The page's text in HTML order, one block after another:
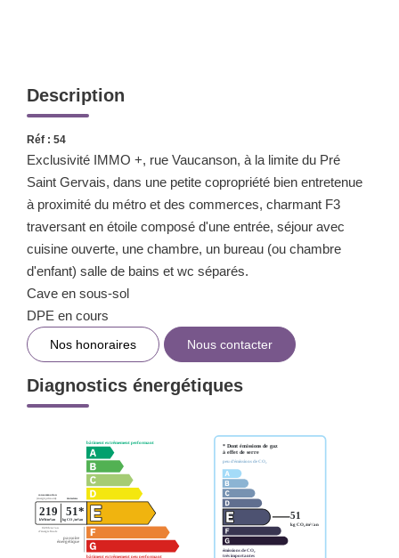
Description
Réf : 54
Exclusivité IMMO +, rue Vaucanson, à la limite du Pré
Saint Gervais, dans une petite copropriété bien entretenue
à proximité du métro et des commerces, charmant F3
traversant en étoile composé d'une entrée, séjour avec
cuisine ouverte, une chambre, un bureau (ou chambre
d'enfant) salle de bains et wc séparés.
Cave en sous-sol
DPE en cours
Nos honoraires Nous contacter
Diagnostics énergétiques